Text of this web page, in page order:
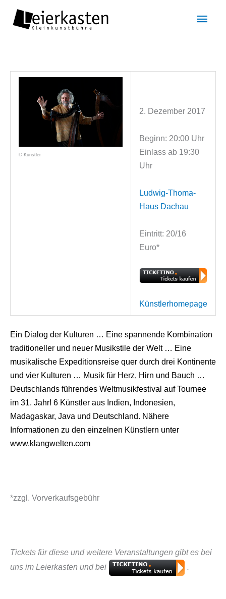
Inhalt
© Künstler
2. Dezember 2017
Beginn: 20:00 Uhr
Einlass ab 19:30
Uhr
Ludwig-Thoma-
Haus Dachau
Eintritt: 20/16
Euro*
Künstlerhomepage
Ein Dialog der Kulturen … Eine spannende Kombination
traditioneller und neuer Musikstile der Welt … Eine
musikalische Expeditionsreise quer durch drei Kontinente
und vier Kulturen … Musik für Herz, Hirn und Bauch …
Deutschlands führendes Weltmusikfestival auf Tournee
im 31. Jahr! 6 Künstler aus Indien, Indonesien,
Madagaskar, Java und Deutschland. Nähere
Informationen zu den einzelnen Künstlern unter
www.klangwelten.com
*zzgl. Vorverkaufsgebühr
Tickets für diese und weitere Veranstaltungen gibt es bei
uns im Leierkasten und bei
.